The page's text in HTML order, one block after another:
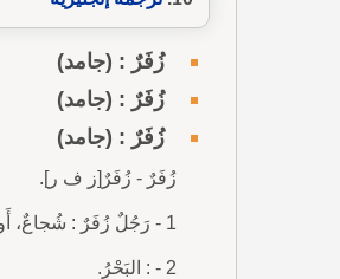
زُفَرٌ : (جامد)
زُفَرٌ : (جامد)
زُفَرٌ : (جامد)
زُفَرٌ - زُفَرٌ[ز ف ر].
1 - رَجُلٌ زُفَرٌ : شُجاعٌ، أَو سَيِّدٌ كَبيرٌ، أَو جَوادٌ كَريمٌ.
2 - : البَحْرُ.